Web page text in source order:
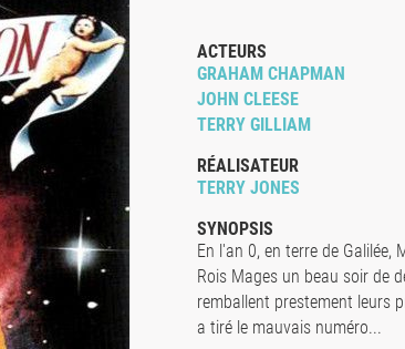
ACTEURS
GRAHAM CHAPMAN
JOHN CLEESE
TERRY GILLIAM
RÉALISATEUR
TERRY JONES
SYNOPSIS
En l'an 0, en terre de Galilée,
Rois Mages un beau soir de
remballent prestement leurs
a tiré le mauvais numéro...